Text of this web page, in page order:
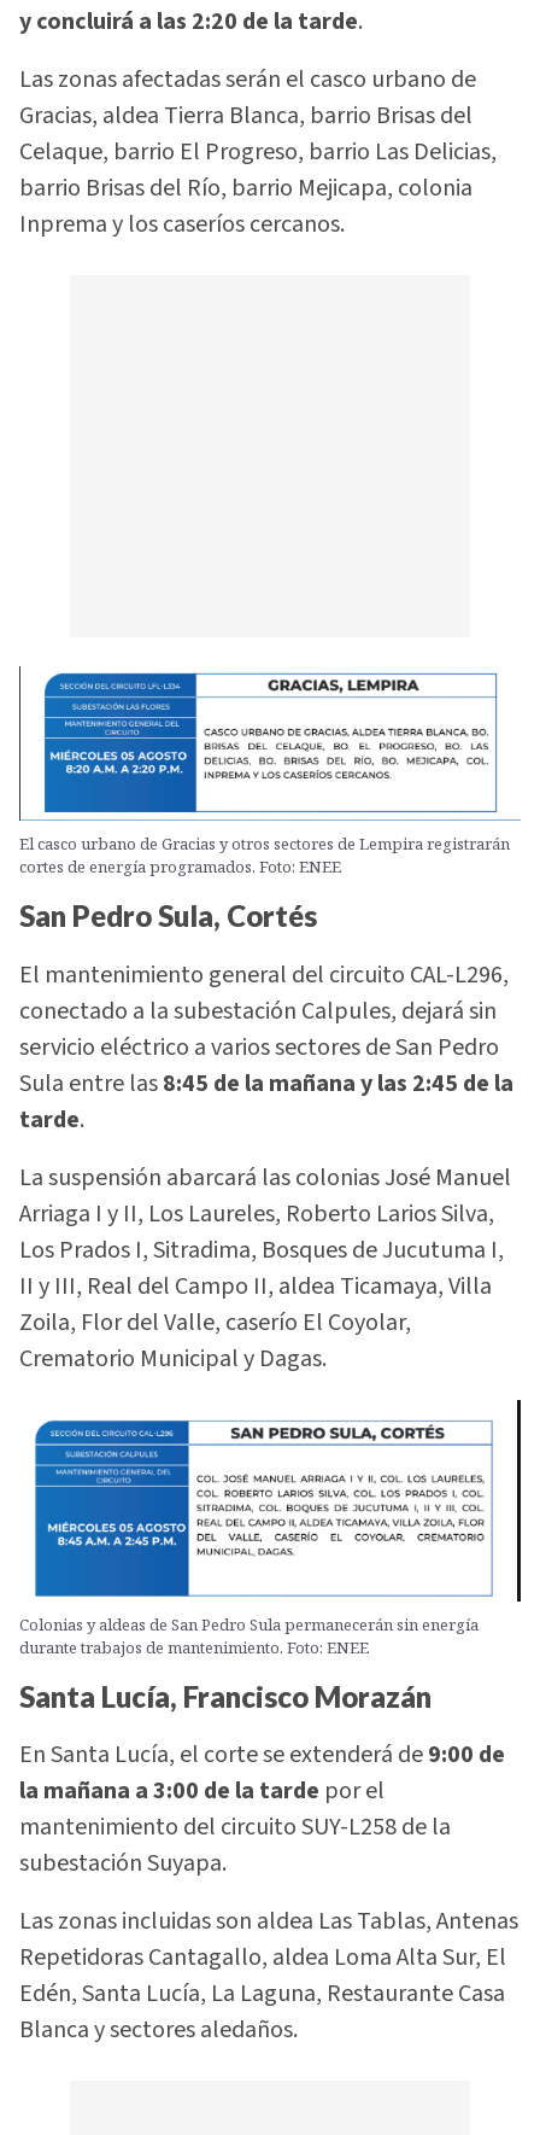
y concluirá a las 2:20 de la tarde.
Las zonas afectadas serán el casco urbano de
Gracias, aldea Tierra Blanca, barrio Brisas del
Celaque, barrio El Progreso, barrio Las Delicias,
barrio Brisas del Río, barrio Mejicapa, colonia
Inprema y los caseríos cercanos.
El casco urbano de Gracias y otros sectores de Lempira registrarán
cortes de energía programados. Foto: ENEE
San Pedro Sula, Cortés
El mantenimiento general del circuito CAL-L296,
conectado a la subestación Calpules, dejará sin
servicio eléctrico a varios sectores de San Pedro
Sula entre las8:45 de la mañana y las 2:45 de la
tarde.
La suspensión abarcará las colonias José Manuel
Arriaga I y II, Los Laureles, Roberto Larios Silva,
Los Prados I, Sitradima, Bosques de Jucutuma I,
II y III, Real del Campo II, aldea Ticamaya, Villa
Zoila, Flor del Valle, caserío El Coyolar,
Crematorio Municipal y Dagas.
Colonias y aldeas de San Pedro Sula permanecerán sin energía
durante trabajos de mantenimiento. Foto: ENEE
Santa Lucía, Francisco Morazán
En Santa Lucía, el corte se extenderá de9:00 de
la mañana a 3:00 de la tarde por el
mantenimiento del circuito SUY-L258 de la
subestación Suyapa.
Las zonas incluidas son aldea Las Tablas, Antenas
Repetidoras Cantagallo, aldea Loma Alta Sur, El
Edén, Santa Lucía, La Laguna, Restaurante Casa
Blanca y sectores aledaños.